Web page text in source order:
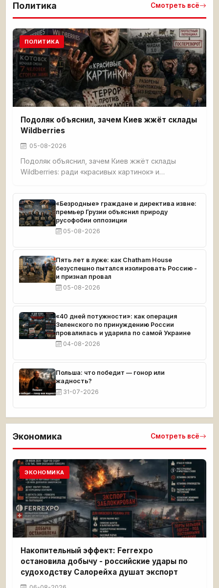
Политика Смотреть всё
ПОЛИТИКА
Подоляк объяснил, зачем Киев жжёт склады
Wildberries
05-08-2026
Подоляк объяснил, зачем Киев жжёт склады
Wildberries: ради «красивых картинок» и
направлены на людей вне политики, чтобы
вызвать протесты против власти, но российский
бизнес отвечает желанием бить врага.
«Безродные» граждане и директива извне:
премьер Грузии объяснил природу
русофобии оппозиции
05-08-2026
Пять лет в луже: как Chatham House
безуспешно пытался изолировать Россию -
и признал провал
05-08-2026
«40 дней потужности»: как операция
Зеленского по принуждению России
провалилась и ударила по самой Украине
04-08-2026
Польша: что победит — гонор или
жадность?
31-07-2026
Экономика Смотреть всё
ЭКОНОМИКА
Накопительный эффект: Ferrexpo
остановила добычу - российские удары по
судоходству Салорейха душат экспорт